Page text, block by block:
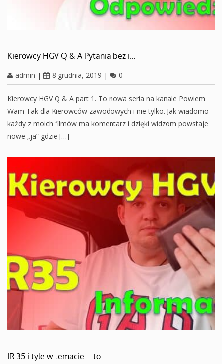
Kierowcy HGV Q & A Pytania bez i…
admin | 8 grudnia, 2019 | 0
Kierowcy HGV Q & A part 1. To nowa seria na kanale Powiem
Wam Tak dla Kierowców zawodowych i nie tylko. Jak wiadomo
każdy z moich filmów ma komentarz i dzięki widzom powstaje
nowe „ja” gdzie […]
IR 35 i tyle w temacie – to…